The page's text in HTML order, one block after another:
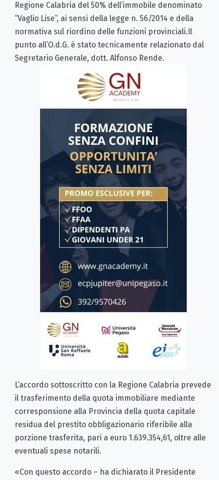
Regione Calabria del 50% dell’immobile denominato
“Vaglio Lise”, ai sensi della legge n. 56/2014 e della
normativa sul riordino delle funzioni provinciali.Il
punto all’O.d.G. è stato tecnicamente relazionato dal
Segretario Generale, dott. Alfonso Rende.
L’accordo sottoscritto con la Regione Calabria prevede
il trasferimento della quota immobiliare mediante
corresponsione alla Provincia della quota capitale
residua del prestito obbligazionario riferibile alla
porzione trasferita, pari a euro 1.639.354,61, oltre alle
eventuali spese notarili.
«Con questo accordo – ha dichiarato il Presidente